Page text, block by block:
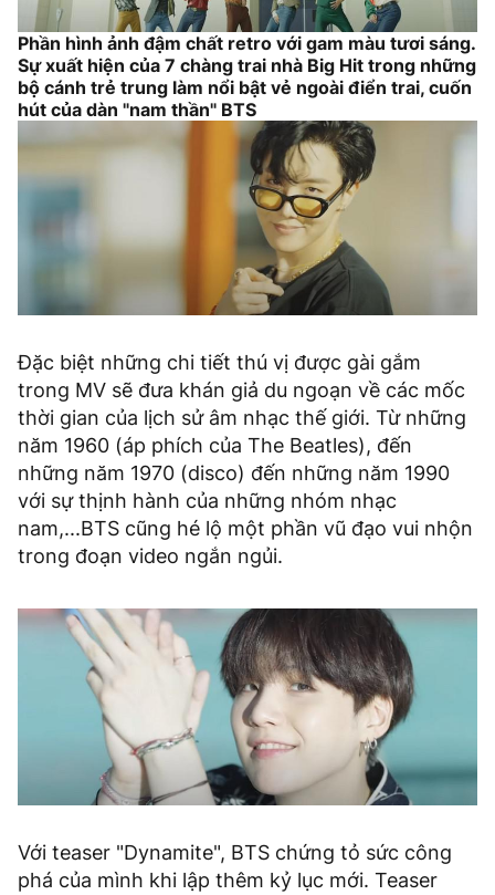
Phần hình ảnh đậm chất retro với gam màu tươi sáng.
Sự xuất hiện của 7 chàng trai nhà Big Hit trong những
bộ cánh trẻ trung làm nổi bật vẻ ngoài điển trai, cuốn
hút của dàn "nam thần" BTS
Đặc biệt những chi tiết thú vị được gài gắm
trong MV sẽ đưa khán giả du ngoạn về các mốc
thời gian của lịch sử âm nhạc thế giới. Từ những
năm 1960 (áp phích của The Beatles), đến
những năm 1970 (disco) đến những năm 1990
với sự thịnh hành của những nhóm nhạc
nam,...BTS cũng hé lộ một phần vũ đạo vui nhộn
trong đoạn video ngắn ngủi.
Với teaser "Dynamite", BTS chứng tỏ sức công
phá của mình khi lập thêm kỷ lục mới. Teaser